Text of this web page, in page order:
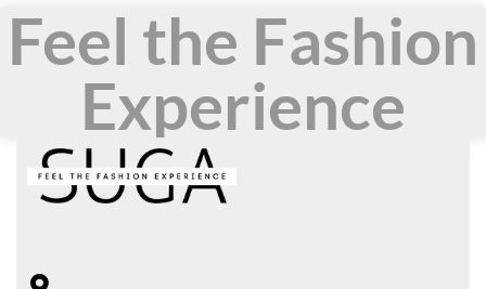
Feel the Fashion
Experience